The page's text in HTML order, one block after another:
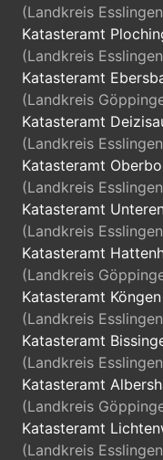
(Landkreis
Katasteramt
(Landkreis
Katasteramt
(Landkreis
Katasteramt
(Landkreis
Katasteramt
(Landkreis
Katasteramt
(Landkreis
Katasteramt
(Landkreis
Katasteramt Köngen
(Landkreis
Katasteramt
(Landkreis
Katasteramt
(Landkreis
Katasteramt
(Landkreis